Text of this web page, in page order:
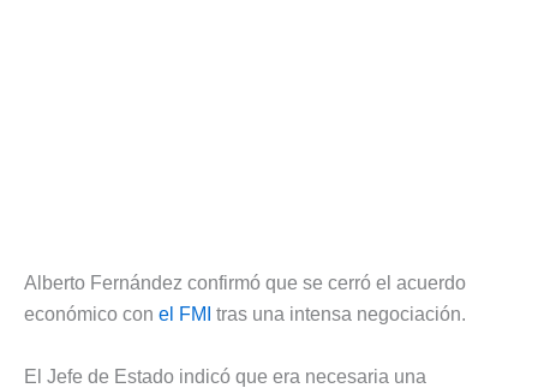
Alberto Fernández confirmó que se cerró el acuerdo
económico con el FMI tras una intensa negociación.
El Jefe de Estado indicó que era necesaria una